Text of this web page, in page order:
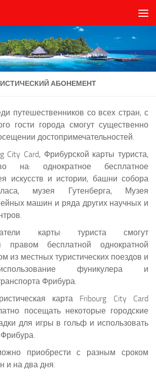
АБОНЕМЕНТ
путешественников со всех стран, с
гости города смогут существенно
достопримечательностей.
City Card, Фрибурской карты туриста,
на: однократное бесплатное
искусств и истории, башни собора
музея Гутенберга, Музея
машин и ряда других научных и
карты туриста смогут
правом бесплатной однократной
из местных туристических поездов и
фуникулера и
Фрибура.
карта Fribourg City Card
посещать некоторые городские
для игры в гольф и использовать
приобрести с разным сроком
и на два дня.